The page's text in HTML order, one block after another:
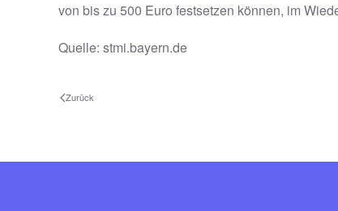
von bis zu 500 Euro festsetzen können, im
Quelle: stmi.bayern.de
Zurück